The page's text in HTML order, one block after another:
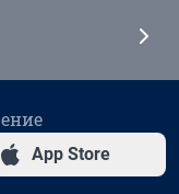
App Store